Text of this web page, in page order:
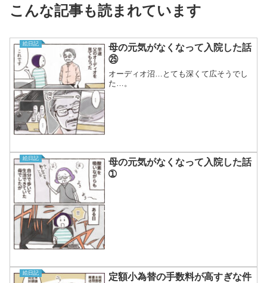
こんな記事も読まれています
絵日記
母の元気がなくなって入院した話
㉕
オーディオ沼…とても深くて広そうでし
た…。
絵日記
母の元気がなくなって入院した話
➀
絵日記 定額小為替の手数料が高すぎな件